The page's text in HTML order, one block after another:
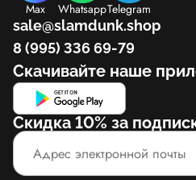
Max WhatsappTelegram
sale@slamdunk.shop
8 (995) 336 69-79
Скачивайте наше
Скидка 10% за